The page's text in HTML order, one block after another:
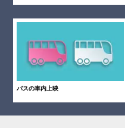
バスの車内上映